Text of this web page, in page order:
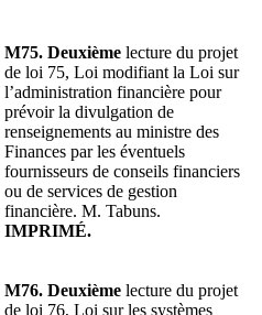
M75. Deuxième lecture du projet
de loi 75, Loi modifiant la Loi sur
l’administration financière pour
prévoir la divulgation de
renseignements au ministre des
Finances par les éventuels
fournisseurs de conseils financiers
ou de services de gestion
financière. M. Tabuns.
IMPRIMÉ.
M76. Deuxième lecture du projet
de loi 76, Loi sur les systèmes